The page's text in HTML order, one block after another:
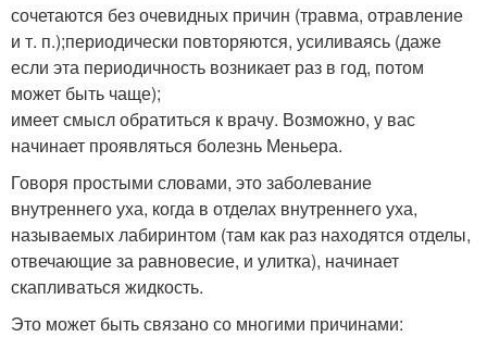
сочетаются без очевидных причин (травма, отравление
и т. п.);периодически повторяются, усиливаясь (даже
если эта периодичность возникает раз в год, потом
может быть чаще);
имеет смысл обратиться к врачу. Возможно, у вас
начинает проявляться болезнь Меньера.
Говоря простыми словами, это заболевание
внутреннего уха, когда в отделах внутреннего уха,
называемых лабиринтом (там как раз находятся отделы,
отвечающие за равновесие, и улитка), начинает
скапливаться жидкость.
Это может быть связано со многими причинами: